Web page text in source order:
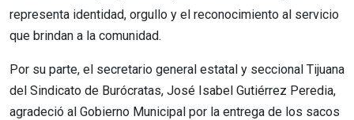
representa identidad, orgullo y el reconocimiento al servicio
que brindan a la comunidad.
Por su parte, el secretario general estatal y seccional Tijuana
del Sindicato de Burócratas, José Isabel Gutiérrez Peredia,
agradeció al Gobierno Municipal por la entrega de los sacos